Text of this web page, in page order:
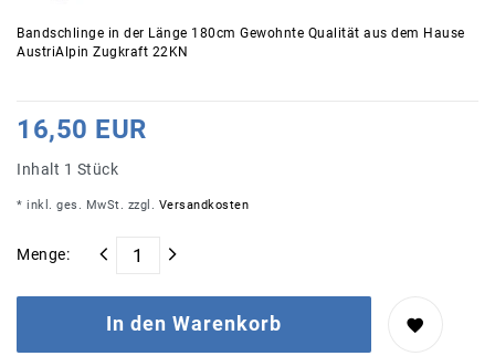
Bandschlinge in der Länge 180cm Gewohnte Qualität aus dem Hause
AustriAlpin Zugkraft 22KN
16,50 EUR
Inhalt 1 Stück
* inkl. ges. MwSt. zzgl. Versandkosten
Menge:
In den Warenkorb